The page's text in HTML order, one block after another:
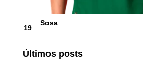
19
Sosa
Últimos posts